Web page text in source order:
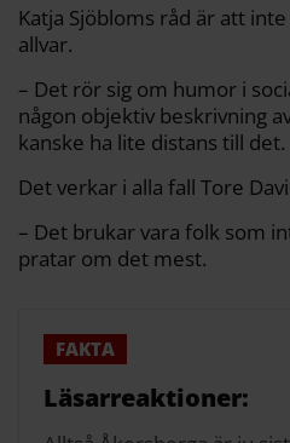
Katja Sjöbloms råd är att
allvar.
– Det rör sig om humor i
någon objektiv beskrivning
kanske ha lite distans till det.
Det verkar i alla fall Tore
– Det brukar vara folk som
pratar om det mest.
Läsarreaktioner: